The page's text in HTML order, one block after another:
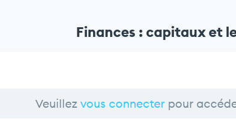
Finances : capitaux et
Veuillez vous connecter pour